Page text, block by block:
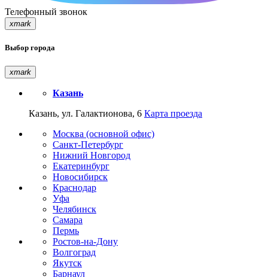
Телефонный звонок
xmark
Выбор города
xmark
Казань
Казань, ул. Галактионова, 6 Карта проезда
Москва (основной офис)
Санкт-Петербург
Нижний Новгород
Екатеринбург
Новосибирск
Краснодар
Уфа
Челябинск
Самара
Пермь
Ростов-на-Дону
Волгоград
Якутск
Барнаул